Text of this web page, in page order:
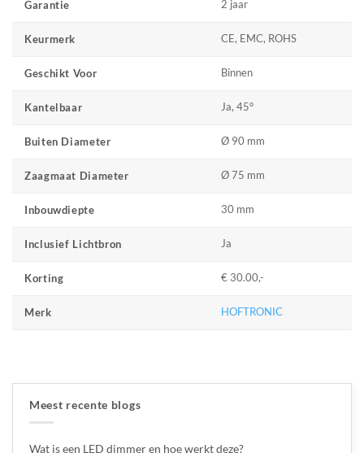
Garantie 2 jaar
Keurmerk CE, EMC, ROHS
Geschikt Voor Binnen
Kantelbaar Ja, 45°
Buiten Diameter Ø 90 mm
Zaagmaat Diameter Ø 75 mm
Inbouwdiepte 30 mm
Inclusief Lichtbron Ja
Korting € 30.00,-
Merk HOFTRONIC
Meest recente blogs
Wat is een LED dimmer en hoe werkt deze?